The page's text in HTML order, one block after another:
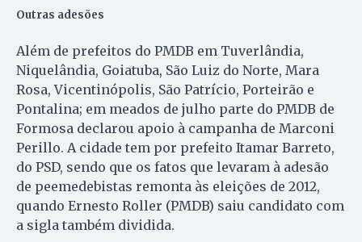
Outras adesões
Além de prefeitos do PMDB em Tuverlândia,
Niquelândia, Goiatuba, São Luiz do Norte, Mara
Rosa, Vicentinópolis, São Patrício, Porteirão e
Pontalina; em meados de julho parte do PMDB de
Formosa declarou apoio à campanha de Marconi
Perillo. A cidade tem por prefeito Itamar Barreto,
do PSD, sendo que os fatos que levaram à adesão
de peemedebistas remonta às eleições de 2012,
quando Ernesto Roller (PMDB) saiu candidato com
a sigla também dividida.